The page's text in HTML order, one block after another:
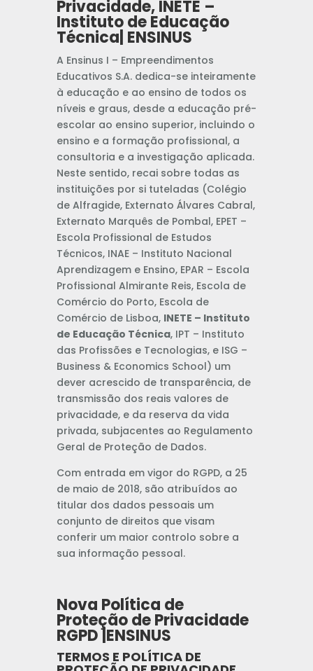
Privacidade, INETE –
Instituto de Educação
Técnica| ENSINUS
A Ensinus I – Empreendimentos
Educativos S.A. dedica-se inteiramente
à educação e ao ensino de todos os
níveis e graus, desde a educação pré-
escolar ao ensino superior, incluindo o
ensino e a formação profissional, a
consultoria e a investigação aplicada.
Neste sentido, recai sobre todas as
instituições por si tuteladas (Colégio
de Alfragide, Externato Álvares Cabral,
Externato Marquês de Pombal, EPET –
Escola Profissional de Estudos
Técnicos, INAE – Instituto Nacional
Aprendizagem e Ensino, EPAR – Escola
Profissional Almirante Reis, Escola de
Comércio do Porto, Escola de
Comércio de Lisboa, INETE – Instituto
de Educação Técnica, IPT – Instituto
das Profissões e Tecnologias, e ISG –
Business & Economics School) um
dever acrescido de transparência, de
transmissão dos reais valores de
privacidade, e da reserva da vida
privada, subjacentes ao Regulamento
Geral de Proteção de Dados.
Com entrada em vigor do RGPD, a 25
de maio de 2018, são atribuídos ao
titular dos dados pessoais um
conjunto de direitos que visam
conferir um maior controlo sobre a
sua informação pessoal.
Nova Política de
Proteção de Privacidade
RGPD |ENSINUS
TERMOS E POLÍTICA DE